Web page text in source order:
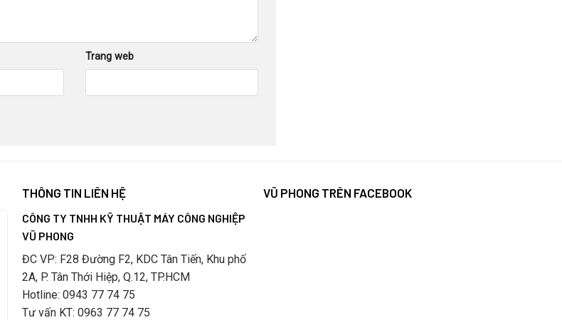
Trang web
THÔNG TIN LIÊN HỆ
CÔNG TY TNHH KỸ THUẬT MÁY CÔNG NGHIỆP
VŨ PHONG
ĐC VP: F28 Đường F2, KDC Tân Tiến, Khu phố
2A, P. Tân Thới Hiệp, Q.12, TP.HCM
Hotline: 0943 77 74 75
Tư vấn KT: 0963 77 74 75
VŨ PHONG TRÊN FACEBOOK